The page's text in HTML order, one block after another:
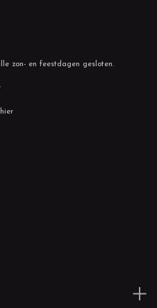
zon- en feestdagen gesloten.